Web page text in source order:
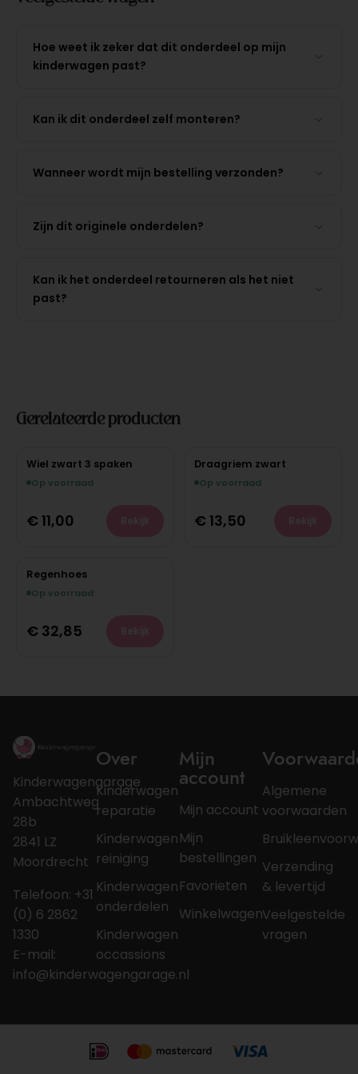
Hoe weet ik zeker dat dit onderdeel op mijn
kinderwagen past?
Kan ik dit onderdeel zelf monteren?
Wanneer wordt mijn bestelling verzonden?
Zijn dit originele onderdelen?
Kan ik het onderdeel retourneren als het niet
past?
Gerelateerde producten
Wiel zwart 3 spaken
Op voorraad
€ 11,00
Draagriem zwart
Op voorraad
€ 13,50
Regenhoes
Op voorraad
€ 32,85
Kinderwagengarage
Ambachtweg
28b
2841 LZ
Moordrecht
Telefoon: +31
(0) 6 2862
1330
E-mail:
info@kinderwagengarage.nl
Over
Kinderwagen
reparatie
Kinderwagen
reiniging
Kinderwagen
onderdelen
Kinderwagen
occassions
Mijn
account
Mijn account
Mijn
bestellingen
Favorieten
Winkelwagen
Algemene
voorwaarden
Verzending
& levertijd
Veelgestelde
vragen